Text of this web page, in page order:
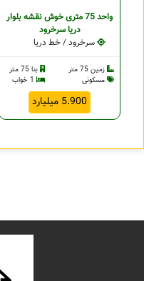
واحد 75 متری خوش نقشه بلوار
دریا سرخرود
سرخرود / خط دریا
زمین 75 متر
بنا 75 متر
مسکونی
5.900 میلیارد